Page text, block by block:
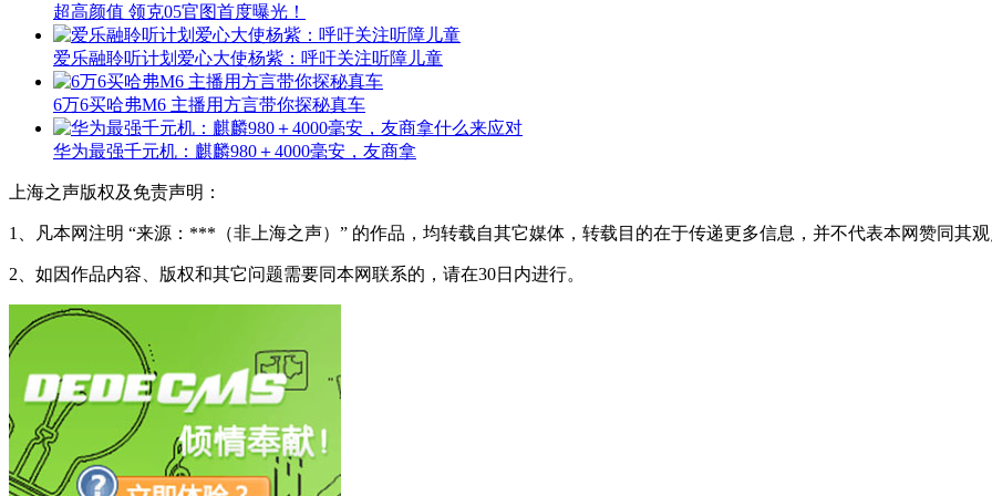
超高颜值 领克05官图首度曝光！
爱乐融聆听计划爱心大使杨紫：呼吁关注听障儿童
6万6买哈弗M6 主播用方言带你探秘真车
华为最强千元机：麒麟980＋4000毫安，友商拿
上海之声版权及免责声明：
1、凡本网注明 “来源：***（非上海之声）” 的作品，均转载自其它媒体，转载目的在于传递更多信息，并不代表本网赞同其观
2、如因作品内容、版权和其它问题需要同本网联系的，请在30日内进行。